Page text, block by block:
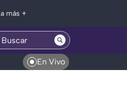
a más +
En Vivo